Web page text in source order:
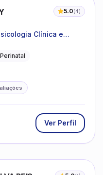
5.0(4)
Clínica e
Ver Perfil